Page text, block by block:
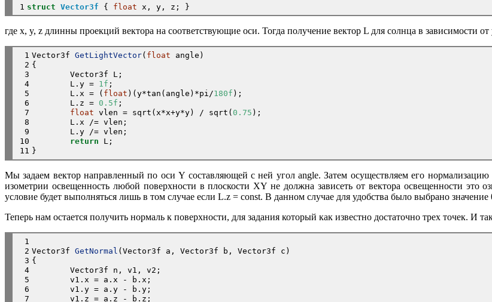
1 struct Vector3f { float
где x, y, z длинны проекций вектора на соответствующие оси. Тогда получение вектор L для солнца в зависимости
1
2
3
4
5
6
7
8
9
10
11
Vector3f GetLightVector( float angle)
{
	Vector3f L;
	L.y =
1f ;
	L.x = (
float )(y*tan(angle)*pi/180f );
	L.z =
0.5f ;
float vlen = sqrt(x*x+y*y) / sqrt(0.75 );
return L;
Мы задаем вектор направленный по оси Y составляющей с ней угол angle. Затем осуществляем его
изометрии освещенность любой поверхности в плоскости XY не должна зависеть от вектора освещенности это
условие будет выполняться лишь в том случае если L.z = const. В данном случае для удобства было выбрано значение
Теперь нам остается получить нормаль к поверхности, для задания который как известно достаточно трех точек. И
1
2
3
4
5
6
7
Vector3f GetNormal (Vector3f a, Vector3f b, Vector3f c)
{
	Vector3f n, v1, v2;
	v1.x = a.x - b.x;
	v1.y = a.y - b.y;
	v1.z = a.z - b.z;